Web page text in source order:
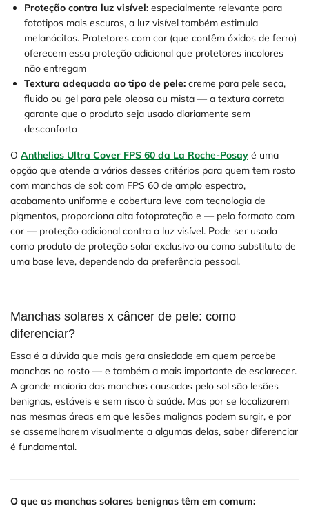
Proteção contra luz visível: especialmente relevante para
fototipos mais escuros, a luz visível também estimula
melanócitos. Protetores com cor (que contêm óxidos de ferro)
oferecem essa proteção adicional que protetores incolores
não entregam
Textura adequada ao tipo de pele: creme para pele seca,
fluido ou gel para pele oleosa ou mista — a textura correta
garante que o produto seja usado diariamente sem
desconforto
O Anthelios Ultra Cover FPS 60 da La Roche-Posay é uma
opção que atende a vários desses critérios para quem tem rosto
com manchas de sol: com FPS 60 de amplo espectro,
acabamento uniforme e cobertura leve com tecnologia de
pigmentos, proporciona alta fotoproteção e — pelo formato com
cor — proteção adicional contra a luz visível. Pode ser usado
como produto de proteção solar exclusivo ou como substituto de
uma base leve, dependendo da preferência pessoal.
Manchas solares x câncer de pele: como
diferenciar?
Essa é a dúvida que mais gera ansiedade em quem percebe
manchas no rosto — e também a mais importante de esclarecer.
A grande maioria das manchas causadas pelo sol são lesões
benignas, estáveis e sem risco à saúde. Mas por se localizarem
nas mesmas áreas em que lesões malignas podem surgir, e por
se assemelharem visualmente a algumas delas, saber diferenciar
é fundamental.
O que as manchas solares benignas têm em comum: